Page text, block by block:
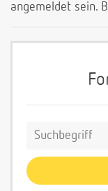
angemeldet sein.